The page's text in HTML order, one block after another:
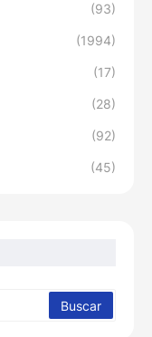
(93)
(1994)
(17)
(28)
(92)
(45)